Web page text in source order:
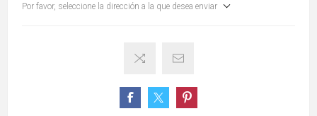
Por favor, seleccione la dirección a la que desea enviar